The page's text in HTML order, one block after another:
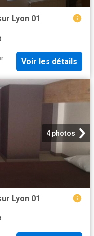
Lyon 01
Voir les détails
4 photos
Lyon 01